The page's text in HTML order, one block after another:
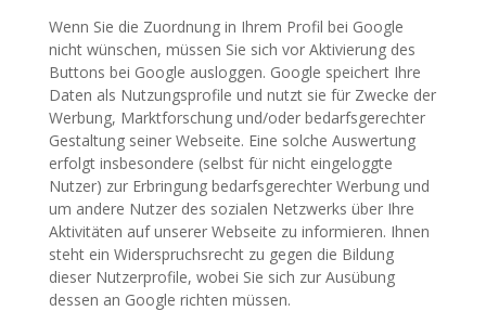
Wenn Sie die Zuordnung in Ihrem Profil bei Google
nicht wünschen, müssen Sie sich vor Aktivierung des
Buttons bei Google ausloggen. Google speichert Ihre
Daten als Nutzungsprofile und nutzt sie für Zwecke der
Werbung, Marktforschung und/oder bedarfsgerechter
Gestaltung seiner Webseite. Eine solche Auswertung
erfolgt insbesondere (selbst für nicht eingeloggte
Nutzer) zur Erbringung bedarfsgerechter Werbung und
um andere Nutzer des sozialen Netzwerks über Ihre
Aktivitäten auf unserer Webseite zu informieren. Ihnen
steht ein Widerspruchsrecht zu gegen die Bildung
dieser Nutzerprofile, wobei Sie sich zur Ausübung
dessen an Google richten müssen.